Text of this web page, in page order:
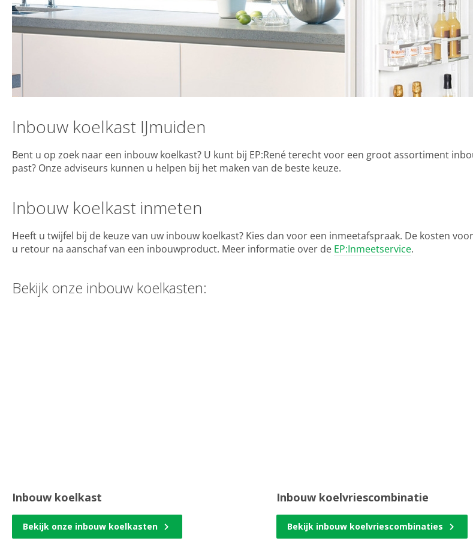
Inbouw koelkast IJmuiden
Bent u op zoek naar een inbouw koelkast? U kunt bij EP:René terecht voor een groot assortiment
past? Onze adviseurs kunnen u helpen bij het maken van de beste keuze.
Inbouw koelkast inmeten
Heeft u twijfel bij de keuze van uw inbouw koelkast? Kies dan voor een inmeetafspraak. De kosten
u retour na aanschaf van een inbouwproduct. Meer informatie over de EP:Inmeetservice.
Bekijk onze inbouw koelkasten:
Inbouw koelkast
Bekijk onze inbouw koelkasten
Inbouw koelvriescombinatie
Bekijk inbouw koelvriescombinaties